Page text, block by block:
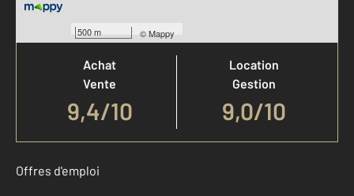
500 m ©Mappy
Votre agence est notée
Achat
Vente
9,4/10
Location
Gestion
9,0/10
Offres d'emploi